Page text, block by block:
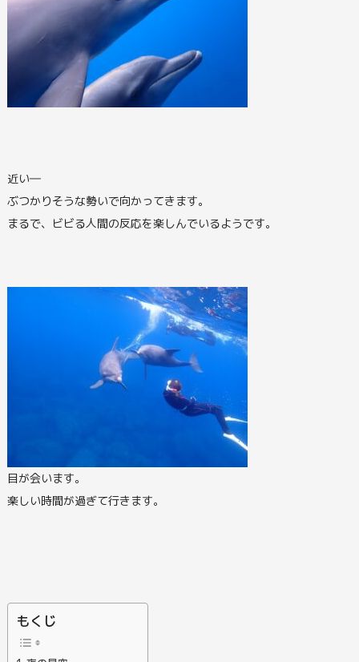
近い―
ぶつかりそうな勢いで向かってきます。
まるで、ビビる人間の反応を楽しんでいるようです。
目が会います。
楽しい時間が過ぎて行きます。
もくじ